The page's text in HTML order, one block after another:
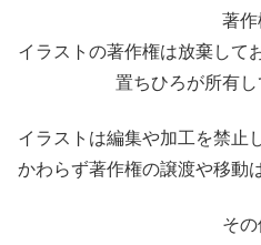
著作
イラストの著作権は放棄して
置ちひろが所有し
イラストは編集や加工を禁止
かわらず著作権の譲渡や移動
そ